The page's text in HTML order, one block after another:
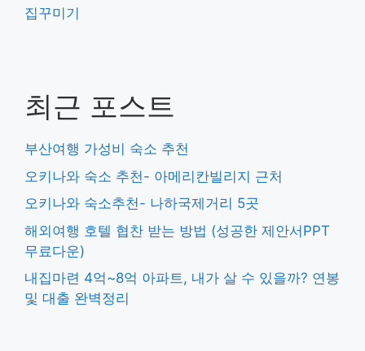
집꾸미기
최근 포스트
부산여행 가성비 숙소 추천
오키나와 숙소 추천- 아메리칸빌리지 근처
오키나와 숙소추천- 나하국제거리 5곳
해외여행 호텔 협찬 받는 방법 (성공한 제안서PPT
무료다운)
내집마련 4억~8억 아파트, 내가 살 수 있을까? 연봉
및 대출 완벽정리